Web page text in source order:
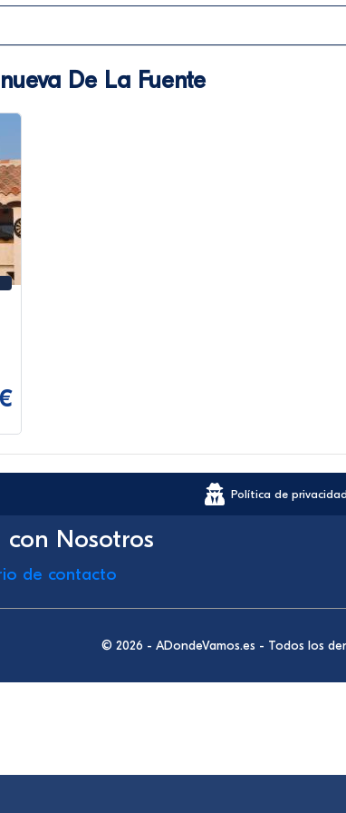
De La Fuente
Política de privacidad
Nosotros
de contacto
© 2026 - ADondeVamos.es - Todos los